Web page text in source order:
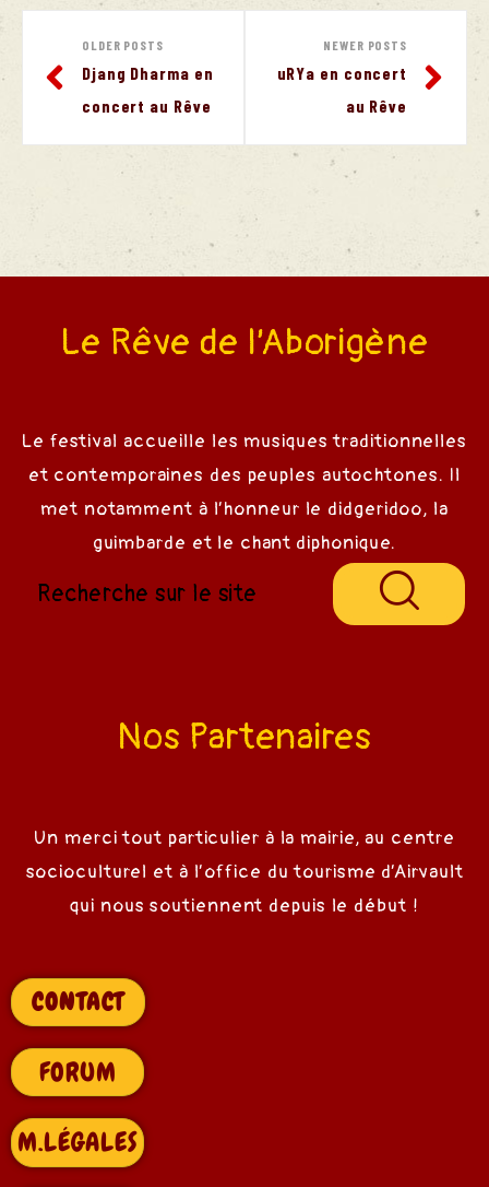
OLDER POSTS
Djang Dharma en
concert au Rêve
NEWER POSTS
uRYa en concert
au Rêve
Le Rêve de l’Aborigène
Le festival accueille les musiques traditionnelles
et contemporaines des peuples autochtones. Il
met notamment à l’honneur le didgeridoo, la
guimbarde et le chant diphonique.
Nos Partenaires
Un merci tout particulier à la mairie, au centre
socioculturel et à l’office du tourisme d’Airvault
qui nous soutiennent depuis le début !
CONTACT
FORUM
M.LÉGALES